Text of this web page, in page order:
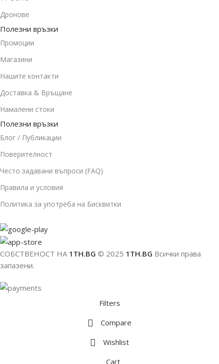
Дронове
Полезни връзки
Промоции
Магазини
Нашите контакти
Доставка & Връщане
Намалени стоки
Полезни връзки
Блог / Публикации
Поверителност
Често задавани въпроси (FAQ)
Правила и условия
Политика за употреба на Бисквитки
СОБСТВЕНОСТ НА 1TH.BG © 2025 1TH.BG Всички права
запазени.
Filters
Compare
Wishlist
Cart